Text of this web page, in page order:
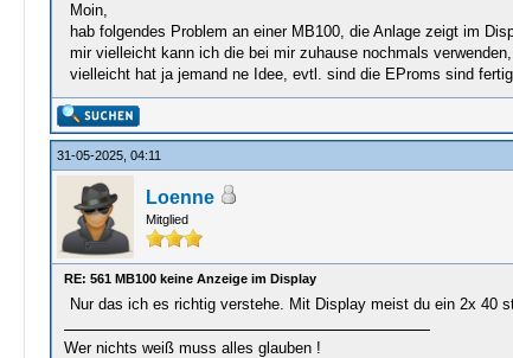
Moin,
hab folgendes Problem an einer MB100, die Anlage zeigt im
mir vielleicht kann ich die bei mir zuhause nochmals
vielleicht hat ja jemand ne Idee, evtl. sind die EProms sind
31-05-2025, 04:11
Loenne
Mitglied
RE: 561 MB100 keine Anzeige im Display
Nur das ich es richtig verstehe. Mit Display meist du ein 2x 40
Wer nichts weiß muss alles glauben !